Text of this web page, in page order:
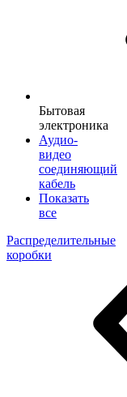
Бытовая
электроника
Аудио-
видео
соединяющий
кабель
Показать
все
Распределительные
коробки